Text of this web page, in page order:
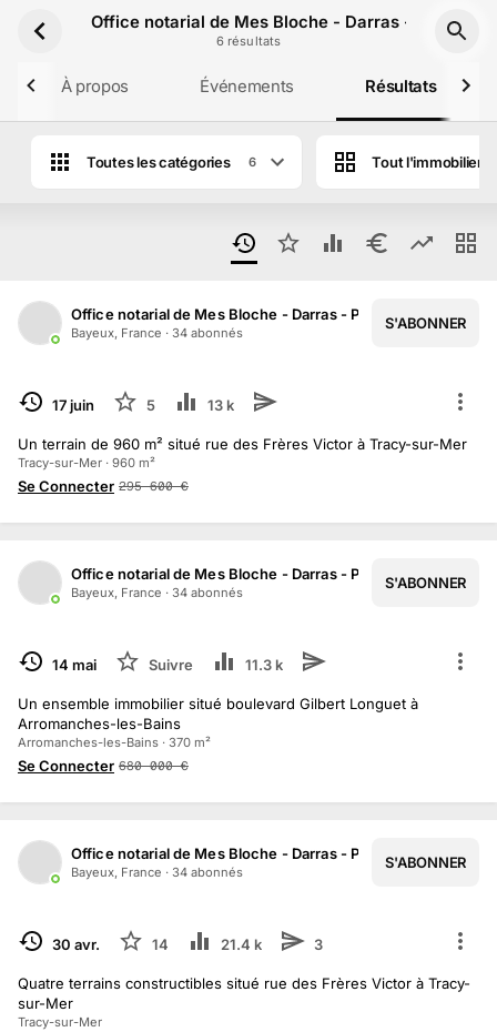
Office notarial de Mes Bloche - Darras - Pottier
6résultats
À propos Événements Résultats
Toutes les catégories 6 Tout l'immobilier
Office notarial de Mes Bloche - Darras - Pottier
Bayeux, France · 34 abonnés
S'ABONNER
TERMINÉ
1/4
17 juin 5 13 k
Un terrain de 960 m² situé rue des Frères Victor à Tracy-sur-Mer
Tracy-sur-Mer · 960 m²
Se Connecter 295 600 €
Office notarial de Mes Bloche - Darras - Pottier
Bayeux, France · 34 abonnés
S'ABONNER
TERMINÉ
1/12
14 mai Suivre 11.3 k
Un ensemble immobilier situé boulevard Gilbert Longuet à
Arromanches-les-Bains
Arromanches-les-Bains · 370 m²
Se Connecter 680 000 €
Office notarial de Mes Bloche - Darras - Pottier
Bayeux, France · 34 abonnés
S'ABONNER
TERMINÉ
1/4
30 avr. 14 21.4 k 3
Quatre terrains constructibles situé rue des Frères Victor à Tracy-
sur-Mer
Tracy-sur-Mer